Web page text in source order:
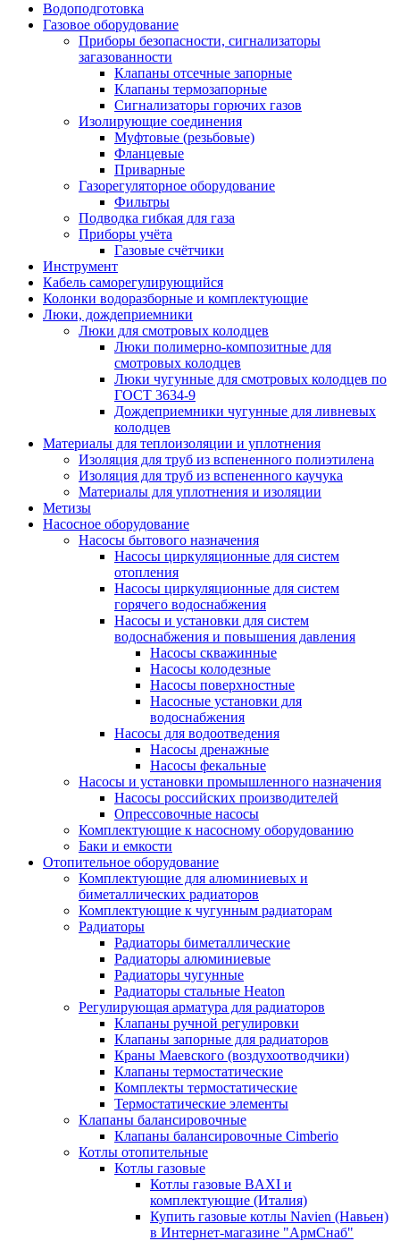
Водоподготовка
Газовое оборудование
Приборы безопасности, сигнализаторы
загазованности
Клапаны отсечные запорные
Клапаны термозапорные
Сигнализаторы горючих газов
Изолирующие соединения
Муфтовые (резьбовые)
Фланцевые
Приварные
Газорегуляторное оборудование
Фильтры
Подводка гибкая для газа
Приборы учёта
Газовые счётчики
Инструмент
Кабель саморегулирующийся
Колонки водоразборные и комплектующие
Люки, дождеприемники
Люки для смотровых колодцев
Люки полимерно-композитные для
смотровых колодцев
Люки чугунные для смотровых колодцев по
ГОСТ 3634-9
Дождеприемники чугунные для ливневых
колодцев
Материалы для теплоизоляции и уплотнения
Изоляция для труб из вспененного полиэтилена
Изоляция для труб из вспененного каучука
Материалы для уплотнения и изоляции
Метизы
Насосное оборудование
Насосы бытового назначения
Насосы циркуляционные для систем
отопления
Насосы циркуляционные для систем
горячего водоснабжения
Насосы и установки для систем
водоснабжения и повышения давления
Насосы скважинные
Насосы колодезные
Насосы поверхностные
Насосные установки для
водоснабжения
Насосы для водоотведения
Насосы дренажные
Насосы фекальные
Насосы и установки промышленного назначения
Насосы российских производителей
Опрессовочные насосы
Комплектующие к насосному оборудованию
Баки и емкости
Отопительное оборудование
Комплектующие для алюминиевых и
биметаллических радиаторов
Комплектующие к чугунным радиаторам
Радиаторы
Радиаторы биметаллические
Радиаторы алюминиевые
Радиаторы чугунные
Радиаторы стальные Heaton
Регулирующая арматура для радиаторов
Клапаны ручной регулировки
Клапаны запорные для радиаторов
Краны Маевского (воздухоотводчики)
Клапаны термостатические
Комплекты термостатические
Термостатические элементы
Клапаны балансировочные
Клапаны балансировочные Cimberio
Котлы отопительные
Котлы газовые
Котлы газовые BAXI и
комплектующие (Италия)
Купить газовые котлы Navien (Навьен)
в Интернет-магазине "АрмСнаб"